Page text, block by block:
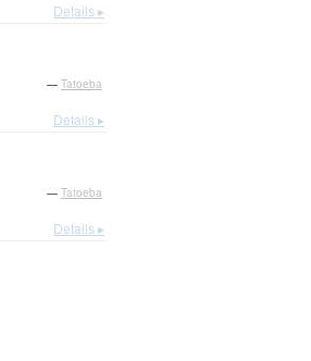
Details ▸
— Tatoeba
Details ▸
— Tatoeba
Details ▸